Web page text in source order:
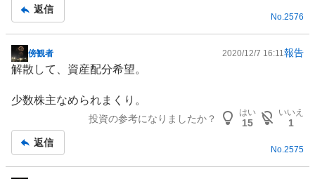
返信
No. 2576
掲
示
記
傍観者 2020/12/7 16:11 報告
解散して、資産配分希望。
少数株主なめられまくり。
投資の参考になりましたか？
はい
15
いいえ
1
返信
No.2575